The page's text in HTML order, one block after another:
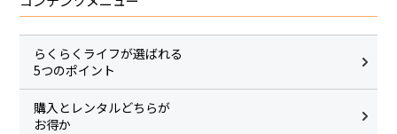
らくらくライフが選ばれる
5つのポイント
購入とレンタルどちらが
お得か